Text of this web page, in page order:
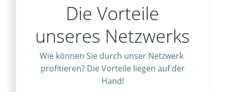
Die Vorteile
unseres Netzwerks
Wie können Sie durch unser Netzwerk
profitieren? Die Vorteile liegen auf der
Hand!